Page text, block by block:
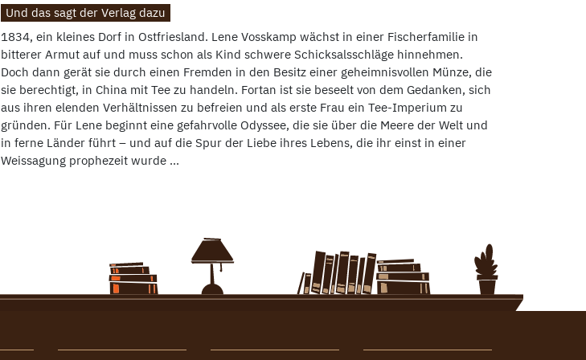
Und das sagt der Verlag dazu
1834, ein kleines Dorf in Ostfriesland. Lene Vosskamp wächst in einer Fischerfamilie in
bitterer Armut auf und muss schon als Kind schwere Schicksalsschläge hinnehmen.
Doch dann gerät sie durch einen Fremden in den Besitz einer geheimnisvollen Münze, die
sie berechtigt, in China mit Tee zu handeln. Fortan ist sie beseelt von dem Gedanken, sich
aus ihren elenden Verhältnissen zu befreien und als erste Frau ein Tee-Imperium zu
gründen. Für Lene beginnt eine gefahrvolle Odyssee, die sie über die Meere der Welt und
in ferne Länder führt – und auf die Spur der Liebe ihres Lebens, die ihr einst in einer
Weissagung prophezeit wurde ...